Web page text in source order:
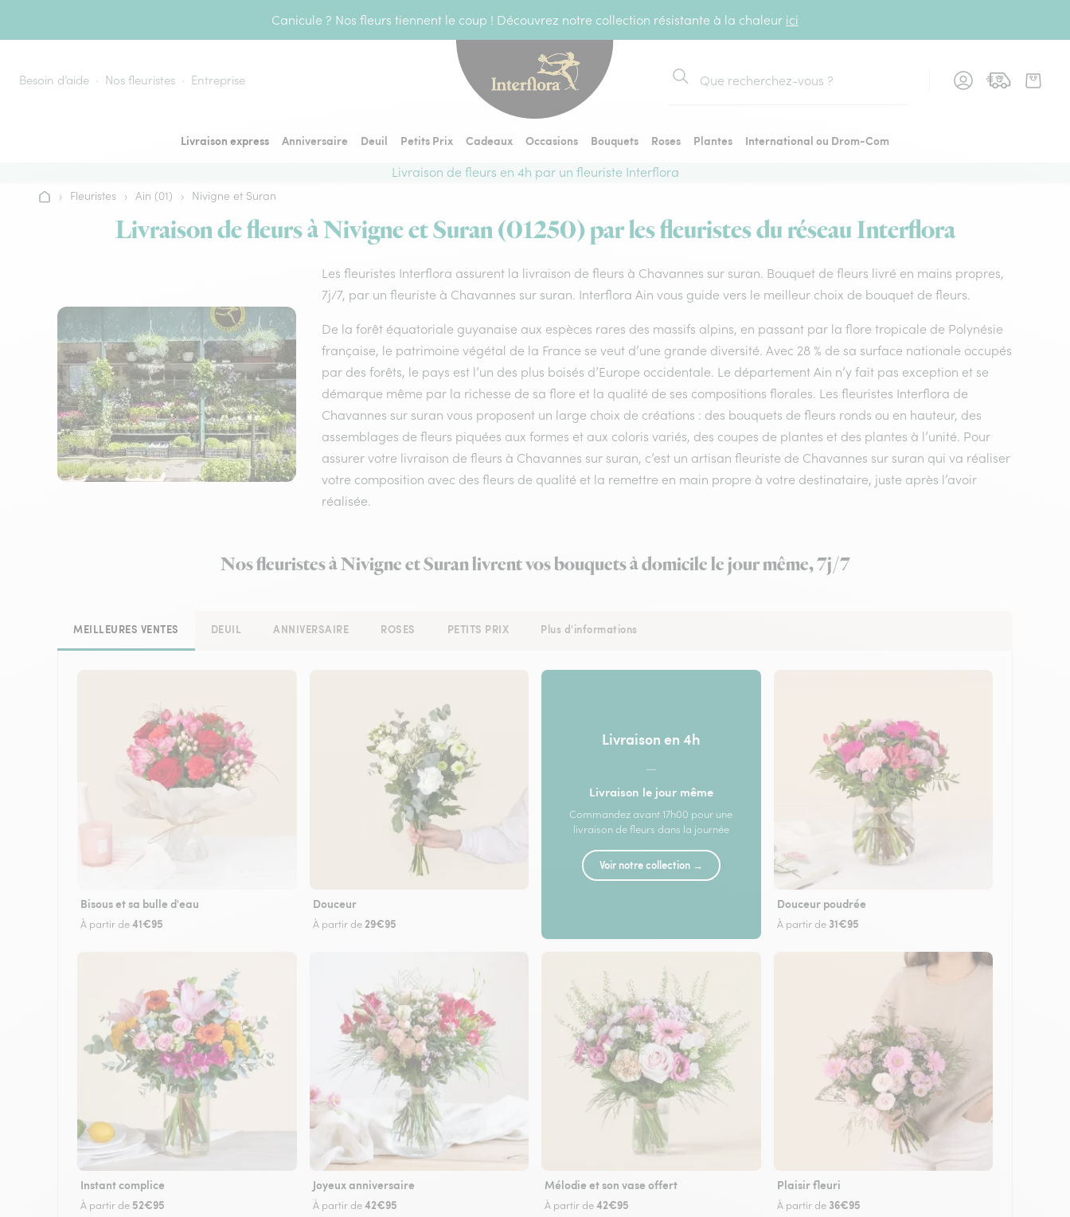
Canicule ? Nos fleurs tiennent le coup ! Découvrez notre collection résistante à la chaleur ici
Besoin d’aide Nos fleuristes Entreprise
Rechercher
Livraison express Anniversaire Deuil Petits Prix Cadeaux Occasions Bouquets Roses Plantes
International ou Drom-Com
Livraison de fleurs en 4h par un fleuriste Interflora
Accueil
› Fleuristes › Ain (01) › Nivigne et Suran
Livraison de fleurs à Nivigne et Suran (01250) par les fleuristes du réseau Interflora
Les fleuristes Interflora assurent la livraison de fleurs à Chavannes sur suran. Bouquet de fleurs livré en mains propres,
7j/7, par un fleuriste à Chavannes sur suran. Interflora Ain vous guide vers le meilleur choix de bouquet de fleurs.
De la forêt équatoriale guyanaise aux espèces rares des massifs alpins, en passant par la flore tropicale de Polynésie
française, le patrimoine végétal de la France se veut d’une grande diversité. Avec 28 % de sa surface nationale occupés
par des forêts, le pays est l’un des plus boisés d’Europe occidentale. Le département Ain n’y fait pas exception et se
démarque même par la richesse de sa flore et la qualité de ses compositions florales. Les fleuristes Interflora de
Chavannes sur suran vous proposent un large choix de créations : des bouquets de fleurs ronds ou en hauteur, des
assemblages de fleurs piquées aux formes et aux coloris variés, des coupes de plantes et des plantes à l’unité. Pour
assurer votre livraison de fleurs à Chavannes sur suran, c’est un artisan fleuriste de Chavannes sur suran qui va réaliser
votre composition avec des fleurs de qualité et la remettre en main propre à votre destinataire, juste après l’avoir
réalisée.
Nos fleuristes à Nivigne et Suran livrent vos bouquets à domicile le jour même, 7j/7
MEILLEURES VENTES DEUIL ANNIVERSAIRE ROSES PETITS PRIX Plus d'informations
Bisous et sa bulle d'eau
À partir de41€95
Douceur
À partir de 29€95
Livraison en 4h
—
Livraison le jour même
Commandez avant 17h00 pour une
livraison de fleurs dans la journée
Voir notre collection →
Douceur poudrée
À partir de 31€95
Instant complice
À partir de 52€95
Joyeux anniversaire
À partir de42€95
Mélodie et son vase offert
À partir de42€95
Plaisir fleuri
À partir de 36€95